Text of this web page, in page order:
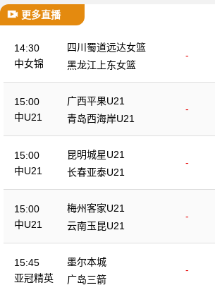
更多直播
14:30
中女锦
四川蜀道远达女篮
-
黑龙江上东女篮
15:00
中U21
广西平果U21
-
青岛西海岸U21
15:00
中U21
昆明城星U21
-
长春亚泰U21
15:00
中U21
梅州客家U21
-
云南玉昆U21
15:45
亚冠精英
墨尔本城
-
广岛三箭